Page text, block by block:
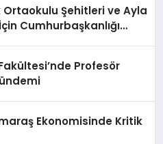
Ortaokulu Şehitleri ve Ayla
Cumhurbaşkanlığı
Profesör
Ekonomisinde Kritik